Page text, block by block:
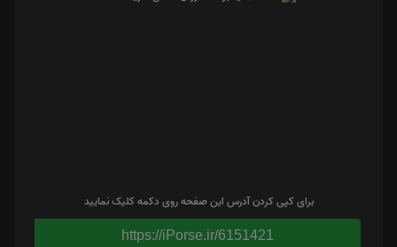
برای کپی کردن آدرس این صفحه روی دکمه کلیک نمایید
https://iPorse.ir/6151421